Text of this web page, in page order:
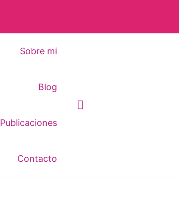
Sobre mi
Blog
Publicaciones
Contacto
Buscar